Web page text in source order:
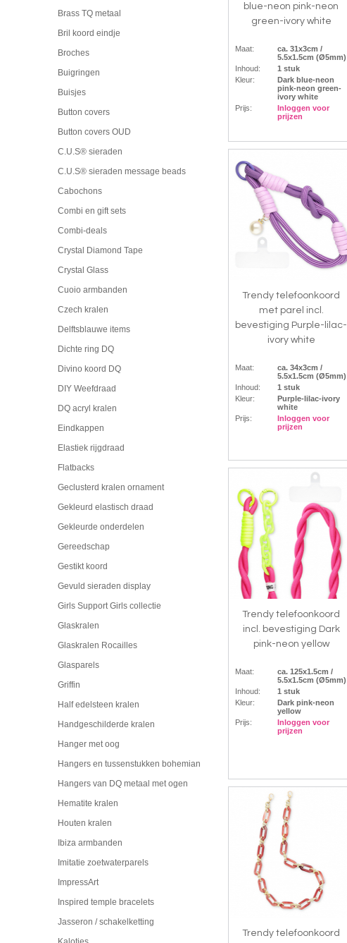
Brass TQ metaal
Bril koord eindje
Broches
Buigringen
Buisjes
Button covers
Button covers OUD
C.U.S® sieraden
C.U.S® sieraden message beads
Cabochons
Combi en gift sets
Combi-deals
Crystal Diamond Tape
Crystal Glass
Cuoio armbanden
Czech kralen
Delftsblauwe items
Dichte ring DQ
Divino koord DQ
DIY Weefdraad
DQ acryl kralen
Eindkappen
Elastiek rijgdraad
Flatbacks
Geclusterd kralen ornament
Gekleurd elastisch draad
Gekleurde onderdelen
Gereedschap
Gestikt koord
Gevuld sieraden display
Girls Support Girls collectie
Glaskralen
Glaskralen Rocailles
Glasparels
Griffin
Half edelsteen kralen
Handgeschilderde kralen
Hanger met oog
Hangers en tussenstukken bohemian
Hangers van DQ metaal met ogen
Hematite kralen
Houten kralen
Ibiza armbanden
Imitatie zoetwaterparels
ImpressArt
Inspired temple bracelets
Jasseron / schakelketting
blue-neon pink-neon
green-ivory white
Maat:
ca. 31x3cm /
5.5x1.5cm (Ø5mm)
Inhoud:
1 stuk
Kleur:
Dark blue-neon
pink-neon green-
ivory white
Prijs:
Inloggen voor
prijzen
Trendy telefoonkoord
met parel incl.
bevestiging Purple-lilac-
ivory white
Maat:
ca. 34x3cm /
5.5x1.5cm (Ø5mm)
Inhoud:
1 stuk
Kleur:
Purple-lilac-ivory
white
Prijs:
Inloggen voor
prijzen
Trendy telefoonkoord
incl. bevestiging Dark
pink-neon yellow
Maat:
ca. 125x1.5cm /
5.5x1.5cm (Ø5mm)
Inhoud:
1 stuk
Kleur:
Dark pink-neon
yellow
Prijs:
Inloggen voor
prijzen
Trendy telefoonkoord